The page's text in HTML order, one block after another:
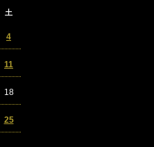
土
4
11
18
25